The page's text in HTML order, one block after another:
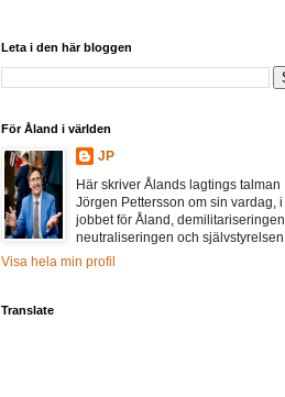
Leta i den här bloggen
För Åland i världen
JP
Här skriver Ålands lagtings talman
Jörgen Pettersson om sin vardag, i
jobbet för Åland, demilitariseringen,
neutraliseringen och självstyrelsen.
Visa hela min profil
Translate